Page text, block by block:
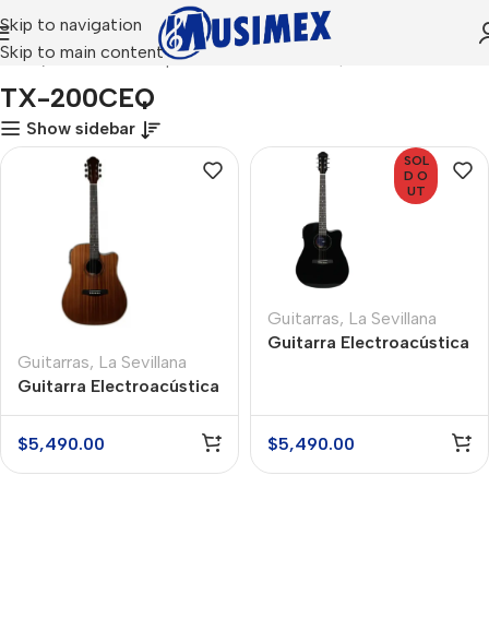
Skip to navigation
Skip to main content
Inicio Productos etiquetados “TX-200CEQ”
TX-200CEQ
Show sidebar
Guitarras, La Sevillana
Guitarra Electroacústica
La Sevillana TX-
200CEQ
$5,490.00
SOL
D O
UT
Guitarras, La Sevillana
Guitarra Electroacústica
$5,490.00